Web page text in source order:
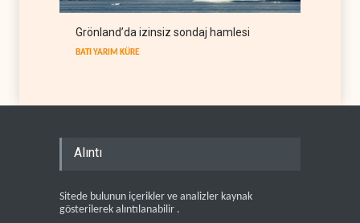
Grönland’da izinsiz sondaj hamlesi
BATI YARIM KÜRE
Alıntı
Sitede bulunun içerikler ve analizler kaynak
gösterilerek alıntılanabilir .